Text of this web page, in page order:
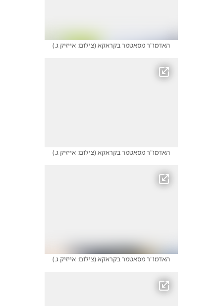
האדמו"ר מסאטמר בקראקא(צילום: אייזיק ג.)
האדמו"ר מסאטמר בקראקא(צילום: אייזיק ג.)
האדמו"ר מסאטמר בקראקא(צילום: אייזיק ג.)